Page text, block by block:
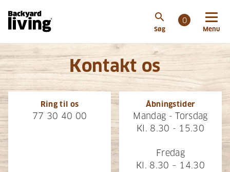
search
Søg
0
Menu
Kontakt os
Ring til os
77 30 40 00
Åbningstider
Mandag - Torsdag
Kl. 8.30 - 15.30
Fredag
Kl. 8.30 – 14.30